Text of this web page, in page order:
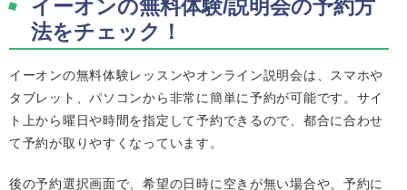
イーオンの無料体験/説明会の予約方
法をチェック！
イーオンの無料体験レッスンやオンライン説明会は、スマホや
タブレット、パソコンから非常に簡単に予約が可能です。サイ
ト上から曜日や時間を指定して予約できるので、都合に合わせ
て予約が取りやすくなっています。
後の予約選択画面で、希望の日時に空きが無い場合や、予約に